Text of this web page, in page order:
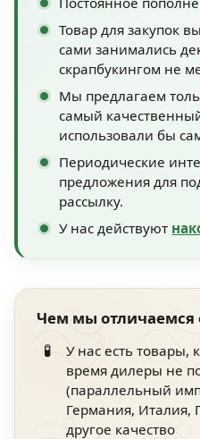
Товар для закупок
сами занимались
скрапбукингом не
Мы предлагаем
самый
использовали бы
Периодические
предложения для
рассылку.
У нас действуют
Чем мы отличаемся
🧪
У нас есть товары,
время дилеры не
(параллельный
Германия,
другое качество